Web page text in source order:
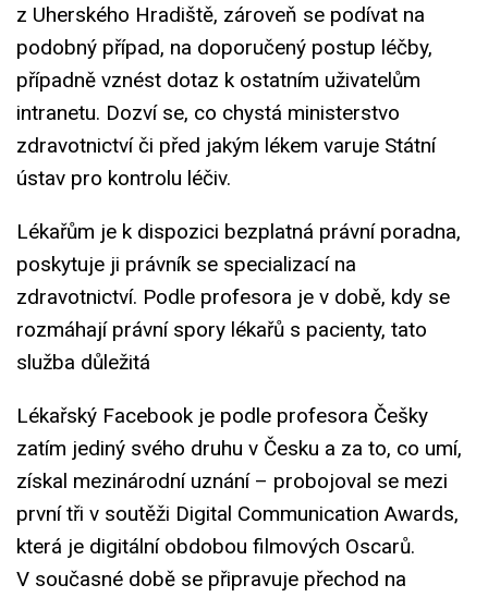
z Uherského Hradiště, zároveň se podívat na
podobný případ, na doporučený postup léčby,
případně vznést dotaz k ostatním uživatelům
intranetu. Dozví se, co chystá ministerstvo
zdravotnictví či před jakým lékem varuje Státní
ústav pro kontrolu léčiv.
Lékařům je k dispozici bezplatná právní poradna,
poskytuje ji právník se specializací na
zdravotnictví. Podle profesora je v době, kdy se
rozmáhají právní spory lékařů s pacienty, tato
služba důležitá
Lékařský Facebook je podle profesora Češky
zatím jediný svého druhu v Česku a za to, co umí,
získal mezinárodní uznání – probojoval se mezi
první tři v soutěži Digital Communication Awards,
která je digitální obdobou filmových Oscarů.
V současné době se připravuje přechod na